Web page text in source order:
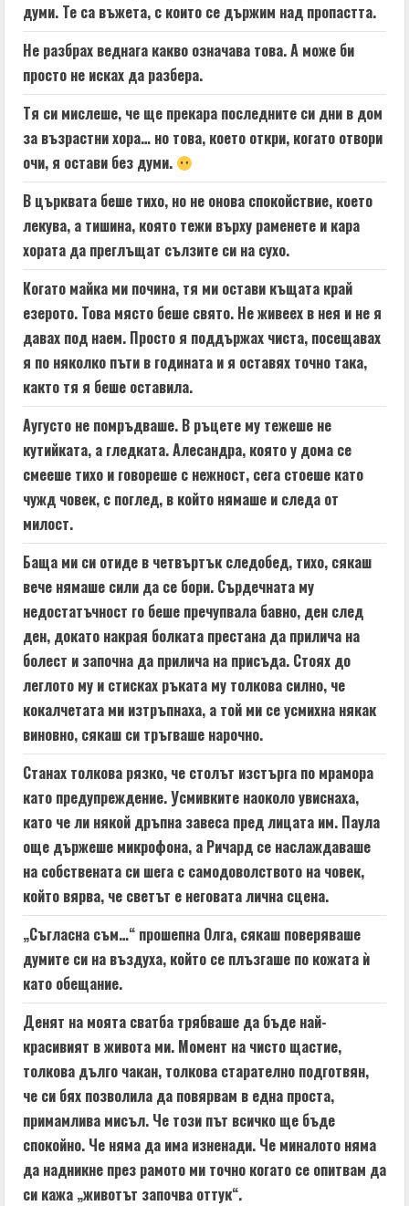
думи. Те са въжета, с които се държим над пропастта.
Не разбрах веднага какво означава това. А може би
просто не исках да разбера.
Тя си мислеше, че ще прекара последните си дни в дом
за възрастни хора… но това, което откри, когато отвори
очи, я остави без думи.
В църквата беше тихо, но не онова спокойствие, което
лекува, а тишина, която тежи върху раменете и кара
хората да преглъщат сълзите си на сухо.
Когато майка ми почина, тя ми остави къщата край
езерото. Това място беше свято. Не живеех в нея и не я
давах под наем. Просто я поддържах чиста, посещавах
я по няколко пъти в годината и я оставях точно така,
както тя я беше оставила.
Аугусто не помръдваше. В ръцете му тежеше не
кутийката, а гледката. Алесандра, която у дома се
смееше тихо и говореше с нежност, сега стоеше като
чужд човек, с поглед, в който нямаше и следа от
милост.
Баща ми си отиде в четвъртък следобед, тихо, сякаш
вече нямаше сили да се бори. Сърдечната му
недостатъчност го беше пречупвала бавно, ден след
ден, докато накрая болката престана да прилича на
болест и започна да прилича на присъда. Стоях до
леглото му и стисках ръката му толкова силно, че
кокалчетата ми изтръпнаха, а той ми се усмихна някак
виновно, сякаш си тръгваше нарочно.
Станах толкова рязко, че столът изстърга по мрамора
като предупреждение. Усмивките наоколо увиснаха,
като че ли някой дръпна завеса пред лицата им. Паула
още държеше микрофона, а Ричард се наслаждаваше
на собствената си шега с самодоволството на човек,
който вярва, че светът е неговата лична сцена.
„Съгласна съм…“ прошепна Олга, сякаш поверяваше
думите си на въздуха, който се плъзгаше по кожата ѝ
като обещание.
Денят на моята сватба трябваше да бъде най-
красивият в живота ми. Момент на чисто щастие,
толкова дълго чакан, толкова старателно подготвян,
че си бях позволила да повярвам в една проста,
примамлива мисъл. Че този път всичко ще бъде
спокойно. Че няма да има изненади. Че миналото няма
да надникне през рамото ми точно когато се опитвам да
си кажа „животът започва оттук“.